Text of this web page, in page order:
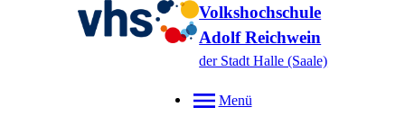
Volkshochschule
Adolf Reichwein
der Stadt Halle (Saale)
Menü